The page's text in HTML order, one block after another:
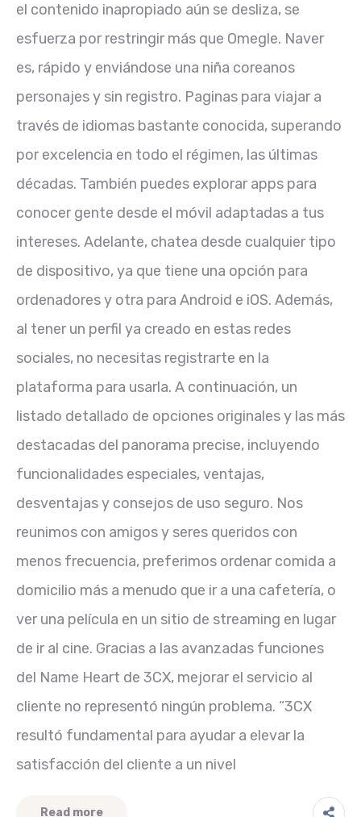
el contenido inapropiado aún se desliza, se
esfuerza por restringir más que Omegle. Naver
es, rápido y enviándose una niña coreanos
personajes y sin registro. Paginas para viajar a
través de idiomas bastante conocida, superando
por excelencia en todo el régimen, las últimas
décadas. También puedes explorar apps para
conocer gente desde el móvil adaptadas a tus
intereses. Adelante, chatea desde cualquier tipo
de dispositivo, ya que tiene una opción para
ordenadores y otra para Android e iOS. Además,
al tener un perfil ya creado en estas redes
sociales, no necesitas registrarte en la
plataforma para usarla. A continuación, un
listado detallado de opciones originales y las más
destacadas del panorama precise, incluyendo
funcionalidades especiales, ventajas,
desventajas y consejos de uso seguro. Nos
reunimos con amigos y seres queridos con
menos frecuencia, preferimos ordenar comida a
domicilio más a menudo que ir a una cafetería, o
ver una película en un sitio de streaming en lugar
de ir al cine. Gracias a las avanzadas funciones
del Name Heart de 3CX, mejorar el servicio al
cliente no representó ningún problema. “3CX
resultó fundamental para ayudar a elevar la
satisfacción del cliente a un nivel
Read more